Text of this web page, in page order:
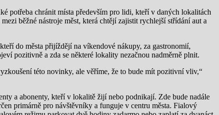
potřeba chránit místa především pro lidi, kteří v daných lokalitách
běžné nástroje měst, která chtějí zajistit rychlejší střídání aut a
do města přijíždějí na víkendové nákupy, za gastronomií,
pozitivně a zda se některé lokality nezačnou nadměrně plnit.
této novinky, ale věříme, že to bude mít pozitivní vliv,“
a abonenty, kteří v lokalitě žijí nebo podnikají. Zde bude nadále
primárně pro návštěvníky a funguje v centru města. Fialový